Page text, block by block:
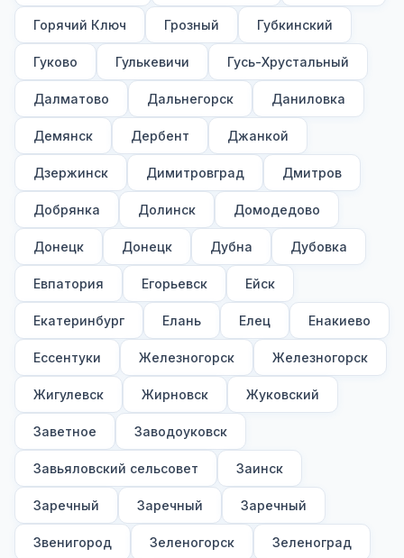
Горячий Ключ Грозный Губкинский
Гуково Гулькевичи Гусь-Хрустальный
Далматово Дальнегорск Даниловка
Демянск Дербент Джанкой
Дзержинск Димитровград Дмитров
Добрянка Долинск Домодедово
Донецк Донецк Дубна Дубовка
Евпатория Егорьевск Ейск
Екатеринбург Елань Елец Енакиево
Ессентуки Железногорск Железногорск
Жигулевск Жирновск Жуковский
Заветное Заводоуковск
Завьяловский сельсовет Заинск
Заречный Заречный Заречный
Звенигород Зеленогорск Зеленоград